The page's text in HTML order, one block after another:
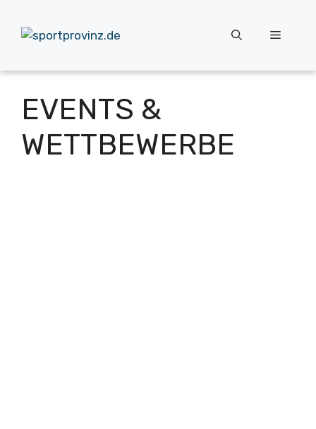
Inhalt
springen
Menü
EVENTS &
WETTBEWERBE